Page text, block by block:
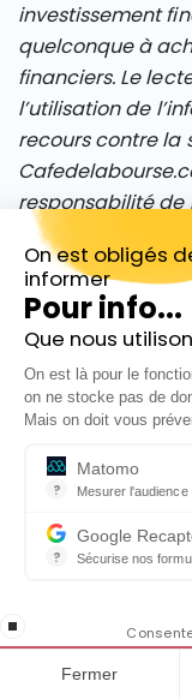
On est obligés
informer
Pour info...
Que nous
On est là pour le
on ne stocke pas de
Mais on doit vous
?
Matomo
Mesurer l'audience
?
Google
Sécurise nos
stop loading
Fermer
investissement
quelconque à
financiers. Le
l’utilisation de
recours contre la
responsabilité
engagée en cas
d’investissement
Marc
Responsable
politique de